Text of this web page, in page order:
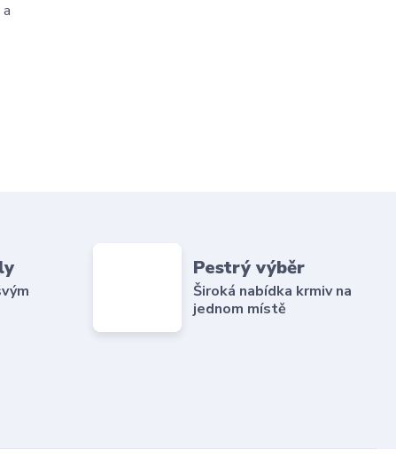
Pestrý výběr
Široká nabídka krmiv na
jednom místě